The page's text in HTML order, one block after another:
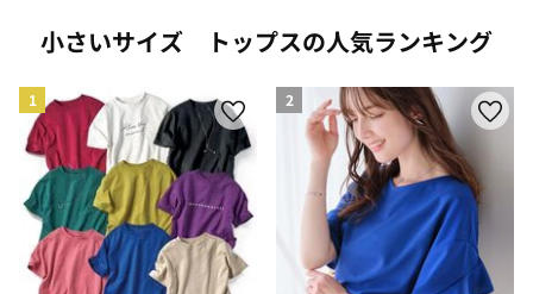
小さいサイズ トップスの人気ランキング
1 2